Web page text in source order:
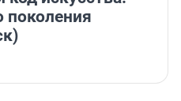
поколения